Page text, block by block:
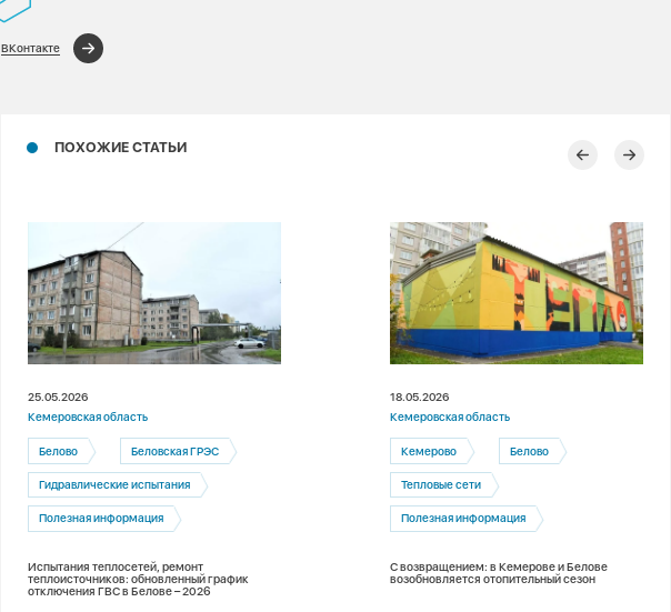
ВКонтакте
ПОХОЖИЕ СТАТЬИ
25.05.2026
Кемеровская область
Белово Беловская ГРЭС
Гидравлические испытания
Полезная информация
Испытания теплосетей, ремонт
теплоисточников: обновленный график
отключения ГВС в Белове – 2026
18.05.2026
Кемеровская область
Кемерово Белово
Тепловые сети
Полезная информация
С возвращением: в Кемерове и Белове
возобновляется отопительный сезон